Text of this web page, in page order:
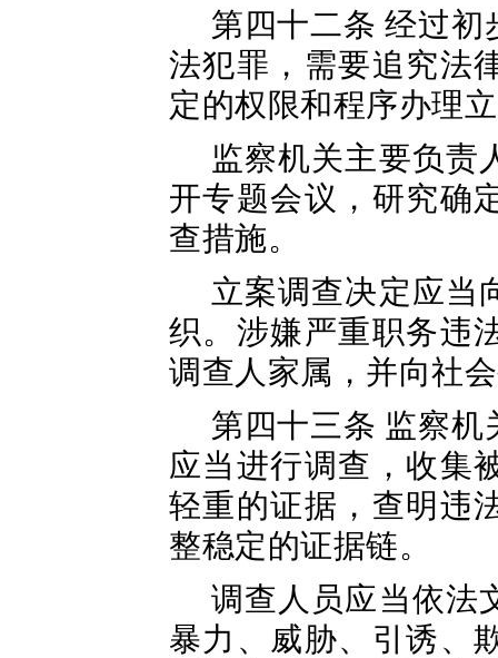
第四十二条 经过
法犯罪，需要追究法
定的权限和程序办理
监察机关主要负责
开专题会议，研究确
查措施。
立案调查决定应当
织。涉嫌严重职务违
调查人家属，并向社
第四十三条 监察
应当进行调查，收集
轻重的证据，查明违
整稳定的证据链。
调查人员应当依法
暴力、威胁、引诱、